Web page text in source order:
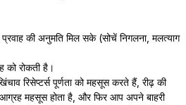
की अनुमति मिल सके (सोचें निगलना, मलत्याग
को रोकती है।
रिसेप्टर्स पूर्णता को महसूस करते हैं, रीढ़ की
महसूस होता है, और फिर आप अपने बाहरी